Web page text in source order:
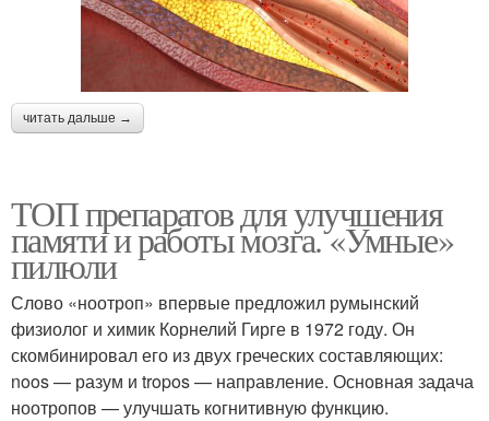
читать дальше →
ТОП препаратов для улучшения
памяти и работы мозга. «Умные»
пилюли
Слово «ноотроп» впервые предложил румынский
физиолог и химик Корнелий Гирге в 1972 году. Он
скомбинировал его из двух греческих составляющих:
noos — разум и tropos — направление. Основная задача
ноотропов — улучшать когнитивную функцию.